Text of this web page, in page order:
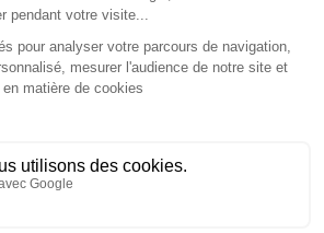
légales
Conditions générales de vente
générales de fonctionnement
protection des données personnelles